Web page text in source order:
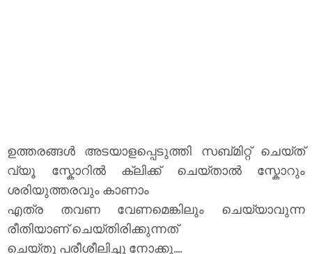
ഉത്തരങ്ങൾ അടയാളപ്പെടുത്തി സബ്മിറ്റ് ചെയ്ത്
വ്യൂ സ്കോറിൽ ക്ലിക്ക് ചെയ്താൽ സ്കോറും
ശരിയുത്തരവും കാണാം
എത്ര തവണ വേണമെങ്കിലും ചെയ്യാവുന്ന
രീതിയാണ് ചെയ്തിരിക്കുന്നത്
ചെയ്തു പരീശീലിച്ചു നോക്കൂ....